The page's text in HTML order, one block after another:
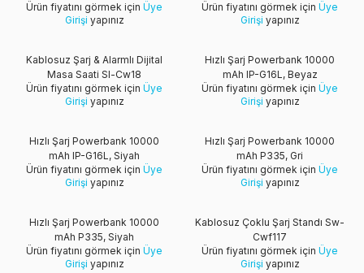
Ürün fiyatını görmek için Üye
Girişi yapınız
Ürün fiyatını görmek için Üye
Girişi yapınız
Kablosuz Şarj & Alarmlı Dijital
Masa Saati Sl-Cw18
Ürün fiyatını görmek için Üye
Girişi yapınız
Yeni
Hızlı Şarj Powerbank 10000
mAh IP-G16L, Beyaz
Ürün fiyatını görmek için Üye
Girişi yapınız
Yeni
Hızlı Şarj Powerbank 10000
mAh IP-G16L, Siyah
Ürün fiyatını görmek için Üye
Girişi yapınız
Yeni
Hızlı Şarj Powerbank 10000
mAh P335, Gri
Ürün fiyatını görmek için Üye
Girişi yapınız
Yeni
Hızlı Şarj Powerbank 10000
mAh P335, Siyah
Ürün fiyatını görmek için Üye
Girişi yapınız
Kablosuz Çoklu Şarj Standı Sw-
Cwf117
Ürün fiyatını görmek için Üye
Girişi yapınız